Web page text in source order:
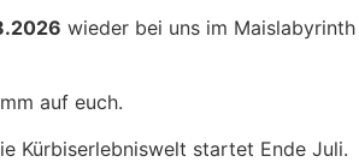
wieder bei uns im Maislabyrinth
auf euch.
Kürbiserlebniswelt startet Ende Juli.